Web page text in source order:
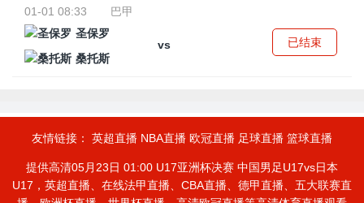
01-01 08:33
巴甲
圣保罗
vs
桑托斯
已结束
友情链接： 英超直播 NBA直播 欧冠直播 足球直播 篮球直播
提供高清05月23日 01:00 U17亚洲杯决赛 中国男足U17vs日本
U17，英超直播、在线法甲直播、CBA直播、德甲直播、五大联赛直